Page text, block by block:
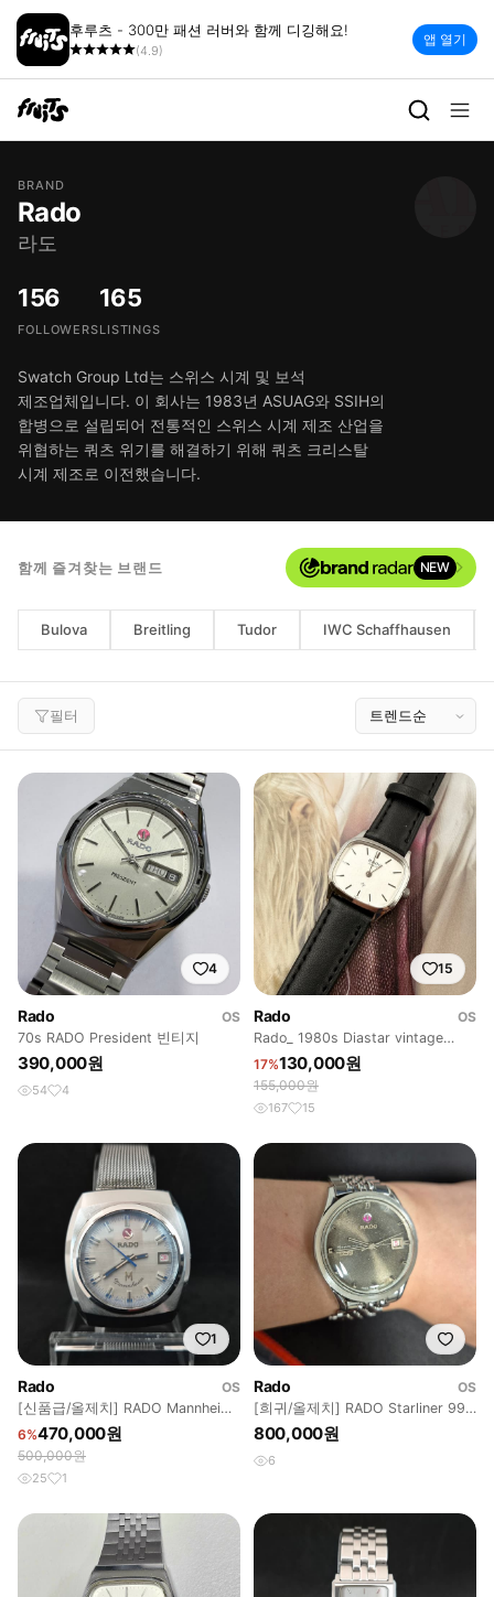
후루츠 - 300만 패션 러버와 함께 디깅해요!
(4.9)
앱 열기
BRAND
Rado
라도
156
FOLLOWERS
165
LISTINGS
Swatch Group Ltd는 스위스 시계 및 보석
제조업체입니다. 이 회사는 1983년 ASUAG와 SSIH의
합병으로 설립되어 전통적인 스위스 시계 제조 산업을
위협하는 쿼츠 위기를 해결하기 위해 쿼츠 크리스탈
시계 제조로 이전했습니다.
함께 즐겨찾는 브랜드 NEW
Bulova Breitling Tudor IWC Schaffhausen
필터
4
Rado
OS
70s RADO President 빈티지
390,000원
54 4
15
Rado
OS
Rado_ 1980s Diastar vintage
watch
17%130,000원
155,000원
167 15
1
Rado
OS
​[신품급/올제치] RADO Mannheim
빈티지 오토매틱 시계
6%470,000원
500,000원
25 1
Rado
OS
[희귀/올제치] RADO Starliner 999
빈티지 오토매틱 시계
800,000원
6